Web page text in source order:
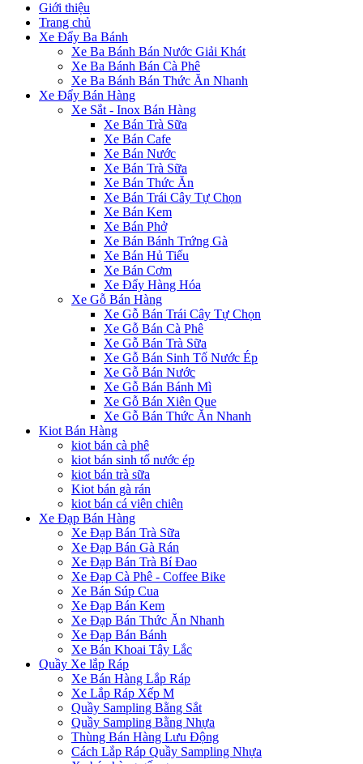
Giới thiệu
Trang chủ
Xe Đẩy Ba Bánh
Xe Ba Bánh Bán Nước Giải Khát
Xe Ba Bánh Bán Cà Phê
Xe Ba Bánh Bán Thức Ăn Nhanh
Xe Đẩy Bán Hàng
Xe Sắt - Inox Bán Hàng
Xe Bán Trà Sữa
Xe Bán Cafe
Xe Bán Nước
Xe Bán Trà Sữa
Xe Bán Thức Ăn
Xe Bán Trái Cây Tự Chọn
Xe Bán Kem
Xe Bán Phở
Xe Bán Bánh Trứng Gà
Xe Bán Hủ Tiếu
Xe Bán Cơm
Xe Đẩy Hàng Hóa
Xe Gỗ Bán Hàng
Xe Gỗ Bán Trái Cây Tự Chọn
Xe Gỗ Bán Cà Phê
Xe Gỗ Bán Trà Sữa
Xe Gỗ Bán Sinh Tố Nước Ép
Xe Gỗ Bán Nước
Xe Gỗ Bán Bánh Mì
Xe Gỗ Bán Xiên Que
Xe Gỗ Bán Thức Ăn Nhanh
Kiot Bán Hàng
kiot bán cà phê
kiot bán sinh tố nước ép
kiot bán trà sữa
Kiot bán gà rán
kiot bán cá viên chiên
Xe Đạp Bán Hàng
Xe Đạp Bán Trà Sữa
Xe Đạp Bán Gà Rán
Xe Đạp Bán Trà Bí Đao
Xe Đạp Cà Phê - Coffee Bike
Xe Bán Súp Cua
Xe Đạp Bán Kem
Xe Đạp Bán Thức Ăn Nhanh
Xe Đạp Bán Bánh
Xe Bán Khoai Tây Lắc
Quầy Xe lắp Ráp
Xe Bán Hàng Lắp Ráp
Xe Lắp Ráp Xếp M
Quầy Sampling Bằng Sắt
Quầy Sampling Bằng Nhựa
Thùng Bán Hàng Lưu Động
Cách Lắp Ráp Quầy Sampling Nhựa